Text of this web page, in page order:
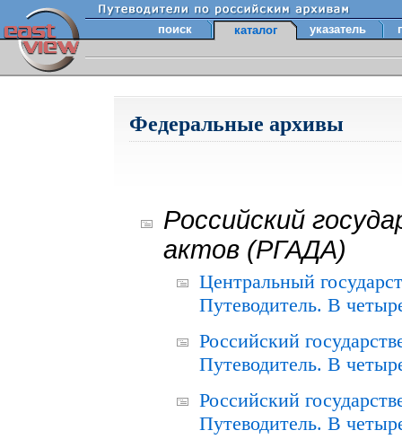
поиск каталог указатель
Федеральные архивы
Российский
актов (РГАДА)
Центральный
Путеводитель. В
Российский
Путеводитель. В
Российский
Путеводитель. В